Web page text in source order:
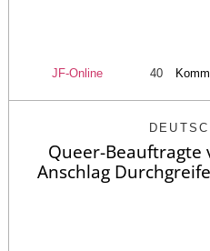
JF-Online 40
Queer-Beauftragte
Anschlag